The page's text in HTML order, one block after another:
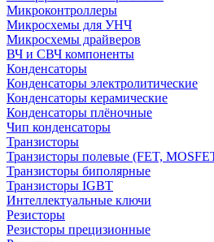
Микроконтроллеры
Микросхемы для УНЧ
Микросхемы драйверов
ВЧ и СВЧ компоненты
Конденсаторы
Конденсаторы электролитические
Конденсаторы керамические
Конденсаторы плёночные
Чип конденсаторы
Транзисторы
Транзисторы полевые (FET,
Транзисторы биполярные
Транзисторы IGBT
Интеллектуальные ключи
Резисторы
Резисторы прецизионные